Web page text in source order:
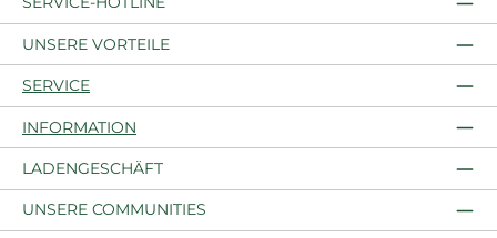
UNSERE VORTEILE
SERVICE
INFORMATION
LADENGESCHÄFT
UNSERE COMMUNITIES